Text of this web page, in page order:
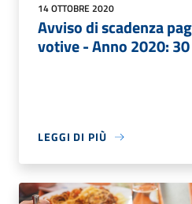
14 OTTOBRE 2020
Avviso di scadenza
votive - Anno 2020:
LEGGI DI PIÙ